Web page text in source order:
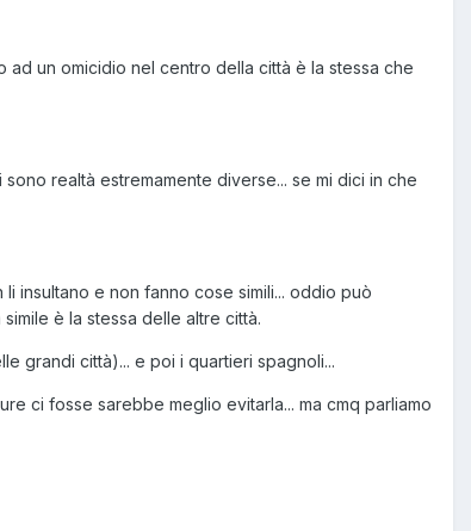
ad un omicidio nel centro della città è la stessa che
realtà estremamente diverse... se mi dici in che
insultano e non fanno cose simili... oddio può
è la stessa delle altre città.
grandi città)... e poi i quartieri spagnoli...
ci fosse sarebbe meglio evitarla... ma cmq parliamo